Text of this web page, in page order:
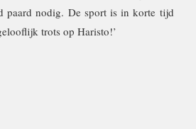
paard nodig. De sport is in korte tijd
trots op Haristo!’